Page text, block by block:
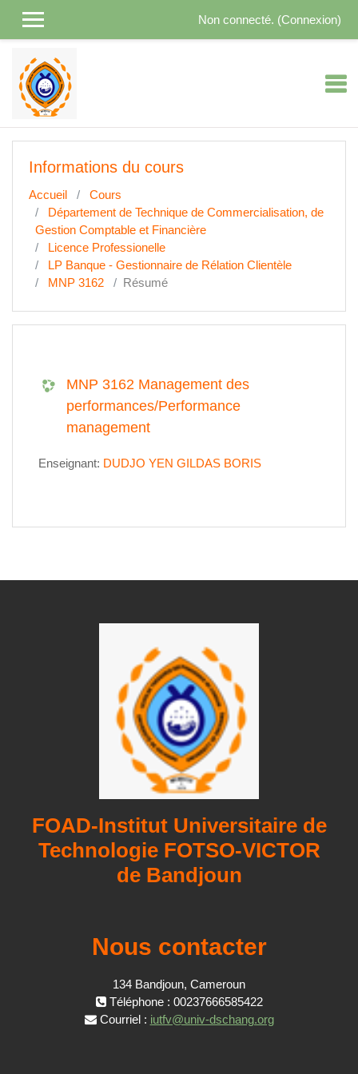
Non connecté. (Connexion)
Informations du cours
Accueil
Cours
Département de Technique de Commercialisation, de
Gestion Comptable et Financière
Licence Professionelle
LP Banque - Gestionnaire de Rélation Clientèle
MNP 3162
Résumé
MNP 3162 Management des
performances/Performance
management
Enseignant: DUDJO YEN GILDAS BORIS
FOAD-Institut Universitaire de
Technologie FOTSO-VICTOR
de Bandjoun
Nous contacter
134 Bandjoun, Cameroun
Téléphone : 00237666585422
Courriel : iutfv@univ-dschang.org